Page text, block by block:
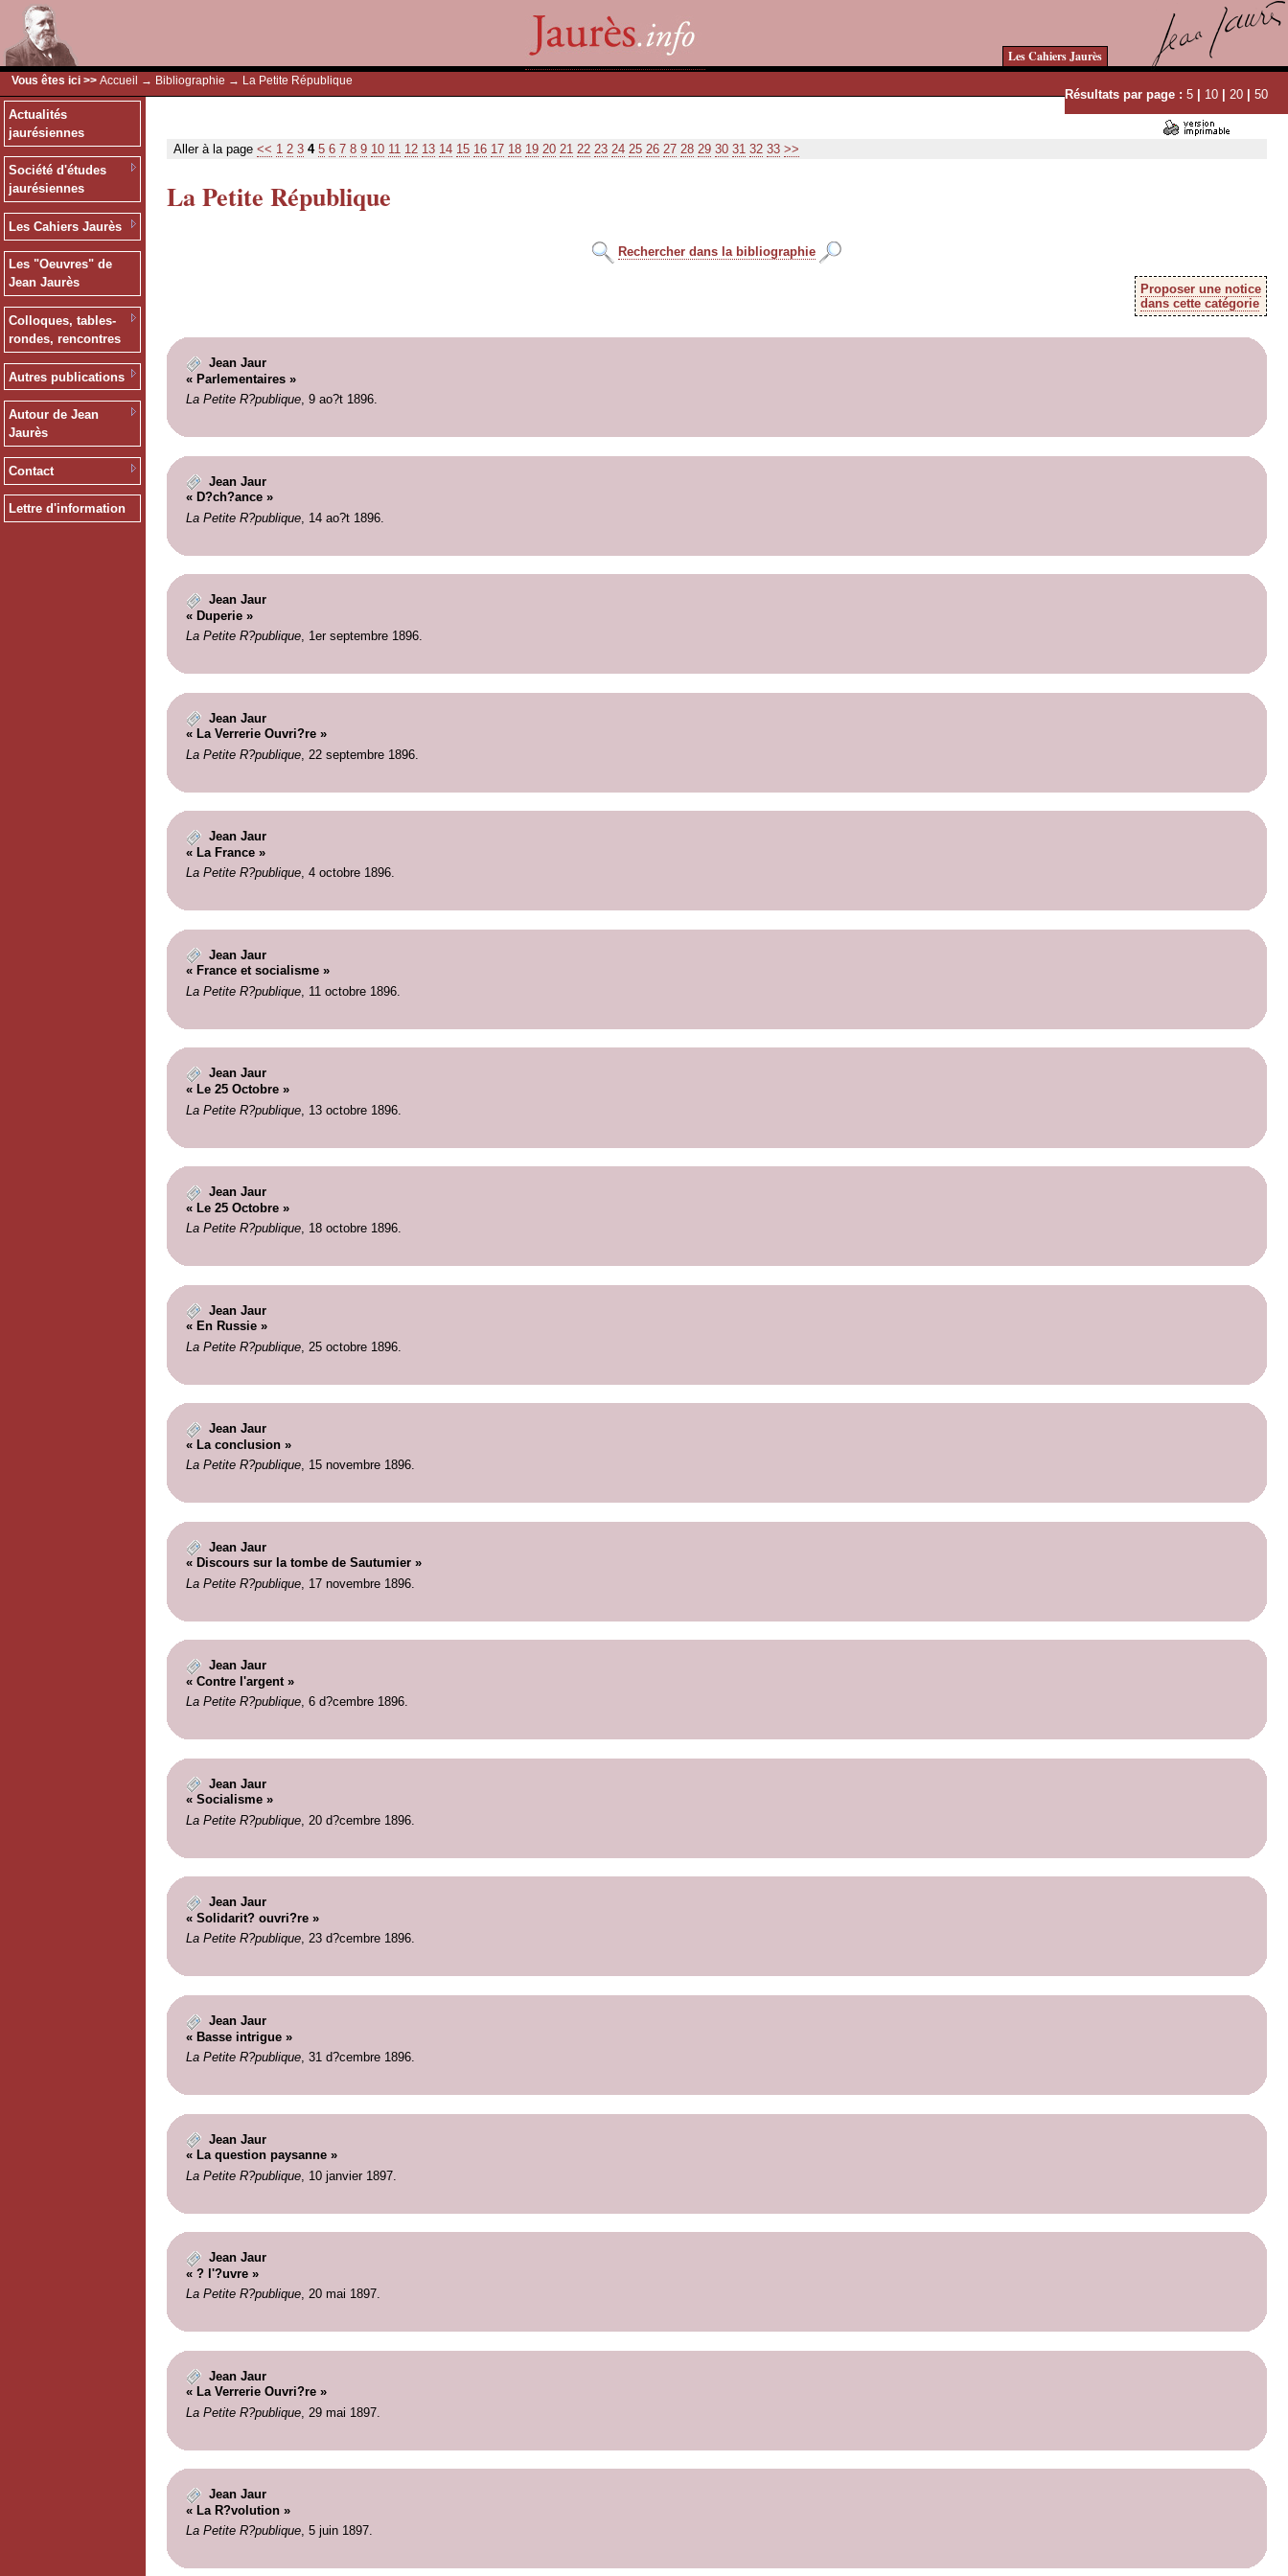
Les Cahiers Jaurès
Vous êtes ici >> Accueil → Bibliographie → La Petite République
Résultats par page : 5 | 10 | 20 | 50
Actualités
jaurésiennes
Société d'études
jaurésiennes
Les Cahiers Jaurès
Les "Oeuvres" de
Jean Jaurès
Colloques, tables-
rondes, rencontres
Autres publications
Autour de Jean
Jaurès
Contact
Lettre d'information
Aller à la page << 1 2 3 4 5 6 7 8 9 10 11 12 13 14 15 16 17 18 19 20 21 22 23 24 25 26 27 28 29 30 31 32 33 >>
La Petite République
Rechercher dans la bibliographie
Proposer une notice
dans cette catégorie
Jean Jaur
« Parlementaires »
La Petite R?publique, 9 ao?t 1896.
Jean Jaur
« D?ch?ance »
La Petite R?publique, 14 ao?t 1896.
Jean Jaur
« Duperie »
La Petite R?publique, 1er septembre 1896.
Jean Jaur
« La Verrerie Ouvri?re »
La Petite R?publique, 22 septembre 1896.
Jean Jaur
« La France »
La Petite R?publique, 4 octobre 1896.
Jean Jaur
« France et socialisme »
La Petite R?publique, 11 octobre 1896.
Jean Jaur
« Le 25 Octobre »
La Petite R?publique, 13 octobre 1896.
Jean Jaur
« Le 25 Octobre »
La Petite R?publique, 18 octobre 1896.
Jean Jaur
« En Russie »
La Petite R?publique, 25 octobre 1896.
Jean Jaur
« La conclusion »
La Petite R?publique, 15 novembre 1896.
Jean Jaur
« Discours sur la tombe de Sautumier »
La Petite R?publique, 17 novembre 1896.
Jean Jaur
« Contre l'argent »
La Petite R?publique, 6 d?cembre 1896.
Jean Jaur
« Socialisme »
La Petite R?publique, 20 d?cembre 1896.
Jean Jaur
« Solidarit? ouvri?re »
La Petite R?publique, 23 d?cembre 1896.
Jean Jaur
« Basse intrigue »
La Petite R?publique, 31 d?cembre 1896.
Jean Jaur
« La question paysanne »
La Petite R?publique, 10 janvier 1897.
Jean Jaur
« ? l'?uvre »
La Petite R?publique, 20 mai 1897.
Jean Jaur
« La Verrerie Ouvri?re »
La Petite R?publique, 29 mai 1897.
Jean Jaur
« La R?volution »
La Petite R?publique, 5 juin 1897.